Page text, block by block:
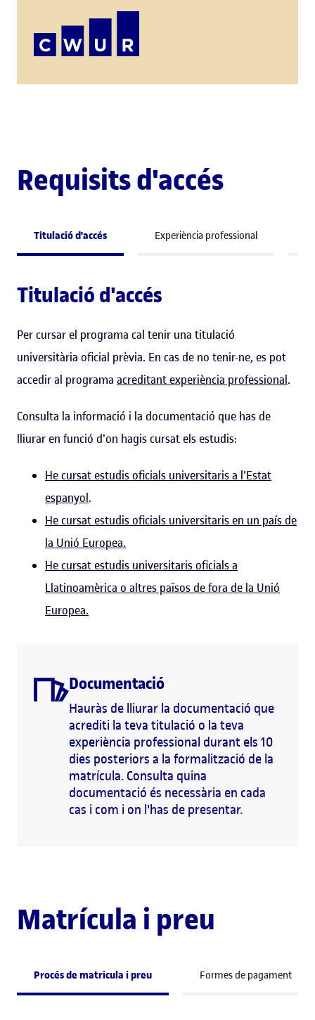
Requisits d'accés
Titulació d'accés Experiència professional
Titulació d'accés
Per cursar el programa cal tenir una titulació
universitària oficial prèvia. En cas de no tenir-ne, es pot
accedir al programa acreditant experiència professional.
Consulta la informació i la documentació que has de
lliurar en funció d'on hagis cursat els estudis:
He cursat estudis oficials universitaris a l'Estat
espanyol.
He cursat estudis oficials universitaris en un país de
la Unió Europea.
He cursat estudis universitaris oficials a
Llatinoamèrica o altres països de fora de la Unió
Europea.
Documentació
Hauràs de lliurar la documentació que
acrediti la teva titulació o la teva
experiència professional durant els 10
dies posteriors a la formalització de la
matrícula. Consulta quina
documentació és necessària en cada
cas i com i on l'has de presentar.
Matrícula i preu
Procés de matricula i preu Formes de pagament